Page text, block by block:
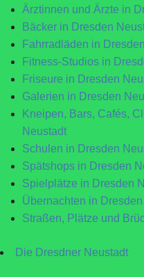
Ärztinnen und Ärzte in
Bäcker in Dresden
Fahrradläden in
Fitness-Studios in
Friseure in Dresden
Galerien in Dresden
Kneipen, Bars, Cafés,
Neustadt
Schulen in Dresden
Spätshops in Dresden
Spielplätze in Dresden
Übernachten in
Straßen, Plätze und
Die Dresdner Neustadt